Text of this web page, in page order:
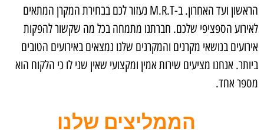
הראשון ועד האחרון. ב-M.R.T נעזור לכם בבחירת המקרן המתאים
לאירוע הספציפי שלכם. חברתנו מתמחה בכל מה שקשור להפקות
אירועים בנושאי מקרנים והמקרנים שלנו נמצאים באירועים הטובים
ביותר. אנחנו מציעים שירות אמין ומקצועי שאין שני לו כי הלקוח הוא
מספר אחד.
הממליצים שלנו